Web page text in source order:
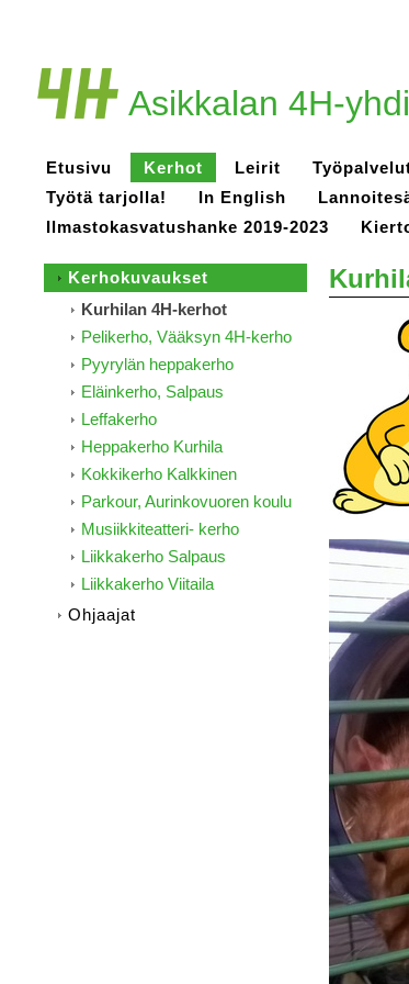
Asikkalan 4H-
Etusivu Kerhot Leirit
Työtä tarjolla!
In English
Ilmastokasvatushanke 2019-2023
Kerhokuvaukset
Kurhilan 4H-kerhot
Pelikerho, Vääksyn 4H-kerho
Pyyrylän heppakerho
Eläinkerho, Salpaus
Leffakerho
Heppakerho Kurhila
Kokkikerho Kalkkinen
Parkour, Aurinkovuoren koulu
Musiikkiteatteri- kerho
Liikkakerho Salpaus
Liikkakerho Viitaila
Ohjaajat